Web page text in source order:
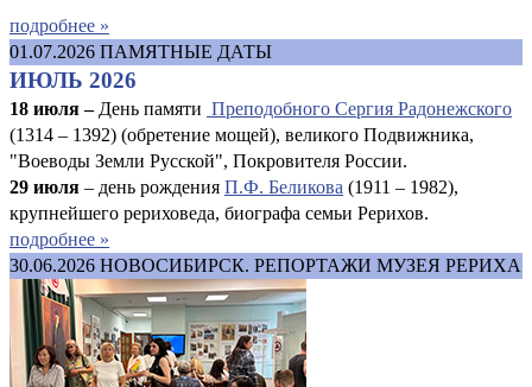
подробнее »
01.07.2026 ПАМЯТНЫЕ ДАТЫ
ИЮЛЬ 2026
18 июля – День памяти Преподобного Сергия Радонежского
(1314 – 1392) (обретение мощей), великого Подвижника,
"Воеводы Земли Русской", Покровителя России.
29 июля – день рождения П.Ф. Беликова (1911 – 1982),
крупнейшего рериховеда, биографа семьи Рерихов.
подробнее »
30.06.2026 НОВОСИБИРСК. РЕПОРТАЖИ МУЗЕЯ РЕРИХА